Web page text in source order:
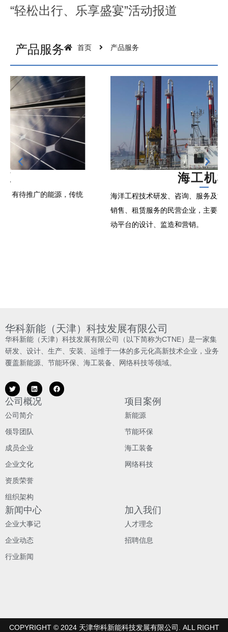
“轻松出行、乐享盛宴”活动报道
产品服务 首页 产品服务
海洋工程技术研发、咨询、服务及海洋工程装备生产制造、
销售、租赁服务的民营企业，主要从事自升自航式的海上移
动平台的设计、监造和营销。
华科新能（天津）科技发展有限公司
华科新能（天津）科技发展有限公司（以下简称为CTNE）是一家集
研发、设计、生产、安装、运维于一体的多元化高新技术企业，业务
覆盖新能源、节能环保、海工装备、网络科技等领域。
公司概况
公司简介
领导团队
成员企业
企业文化
资质荣誉
组织架构
项目案例
新能源
节能环保
海工装备
网络科技
新闻中心
企业大事记
企业动态
行业新闻
加入我们
人才理念
招聘信息
COPYRIGHT © 2024 天津华科新能科技发展有限公司. ALL RIGHT